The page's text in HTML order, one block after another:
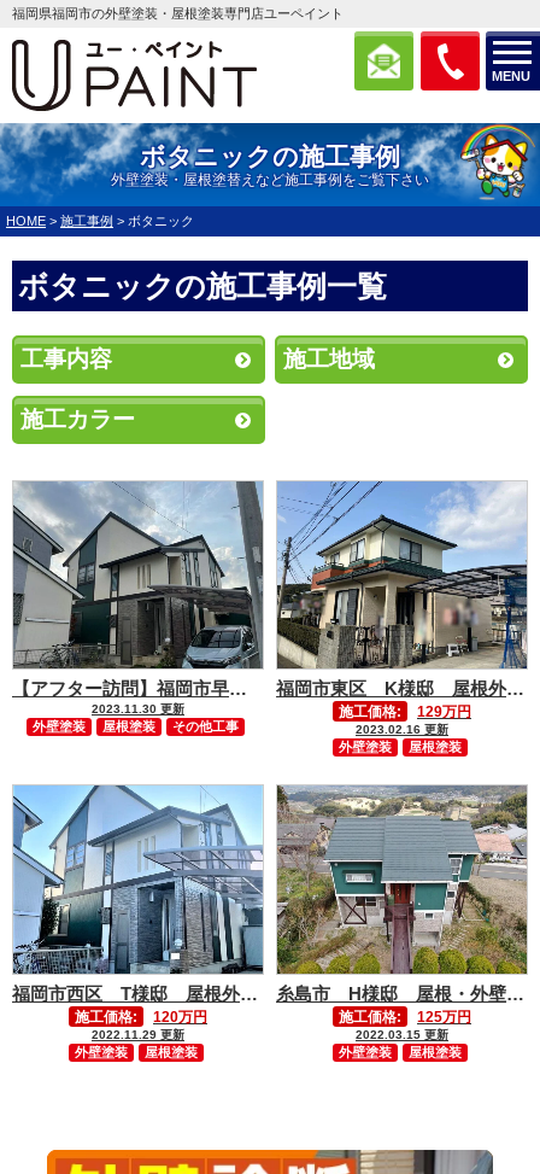
MENU
福岡県福岡市の外壁塗装・屋根塗装専門店ユーペイント
ボタニックの施工事例
外壁塗装・屋根塗替えなど施工事例をご覧下さい
HOME > 施工事例 > ボタニック
ボタニックの施工事例一覧
工事内容 施工地域
施工カラー
【アフター訪問】福岡市早良区 T様邸 屋根外壁塗装・エクステリア工事
2023.11.30 更新
外壁塗装 屋根塗装 その他工事
福岡市東区 K様邸 屋根外壁塗装工事
施工価格: 129万円
2023.02.16 更新
外壁塗装 屋根塗装
福岡市西区 T様邸 屋根外壁塗装工事
施工価格: 120万円
2022.11.29 更新
外壁塗装 屋根塗装
糸島市 H様邸 屋根・外壁塗装工事
施工価格: 125万円
2022.03.15 更新
外壁塗装 屋根塗装